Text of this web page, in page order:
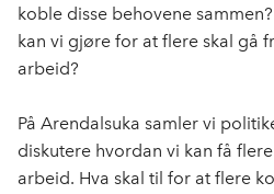
koble disse behovene
kan vi gjøre for at flere skal gå
arbeid?
På Arendalsuka samler vi
diskutere hvordan vi kan få
arbeid. Hva skal til for at flere